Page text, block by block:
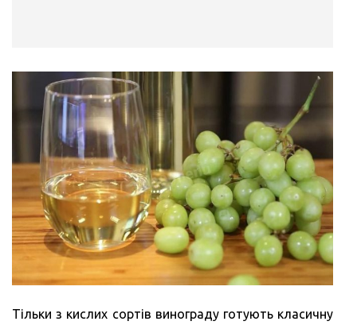
Тільки з кислих сортів винограду готують класичну